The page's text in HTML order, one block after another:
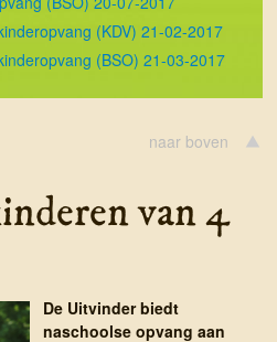
(KDV) 21-02-2017
(BSO) 21-03-2017
naar boven
van 4
De Uitvinder biedt
naschoolse opvang aan